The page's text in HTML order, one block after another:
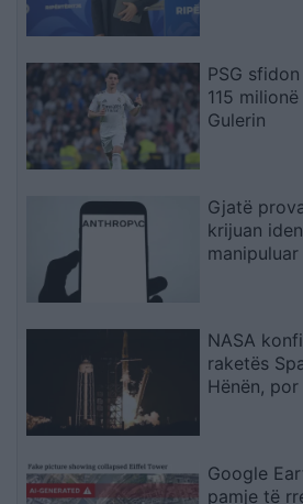
PSG
115
Gulerin
Gjatë
krijuan
NASA
raketës
Hënën,
Google
pamje të